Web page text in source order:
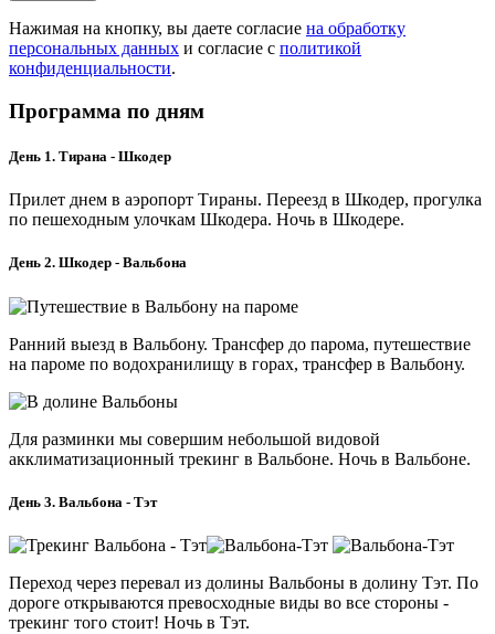
Нажимая на кнопку, вы даете согласие на обработку
персональных данных и согласие с политикой
конфиденциальности.
Программа по дням
День 1. Тирана - Шкодер
Прилет днем в аэропорт Тираны. Переезд в Шкодер, прогулка
по пешеходным улочкам Шкодера. Ночь в Шкодере.
День 2. Шкодер - Вальбона
Ранний выезд в Вальбону. Трансфер до парома, путешествие
на пароме по водохранилищу в горах, трансфер в Вальбону.
Для разминки мы совершим небольшой видовой
акклиматизационный трекинг в Вальбоне. Ночь в Вальбоне.
День 3. Вальбона - Тэт
Переход через перевал из долины Вальбоны в долину Тэт. По
дороге открываются превосходные виды во все стороны -
трекинг того стоит! Ночь в Тэт.